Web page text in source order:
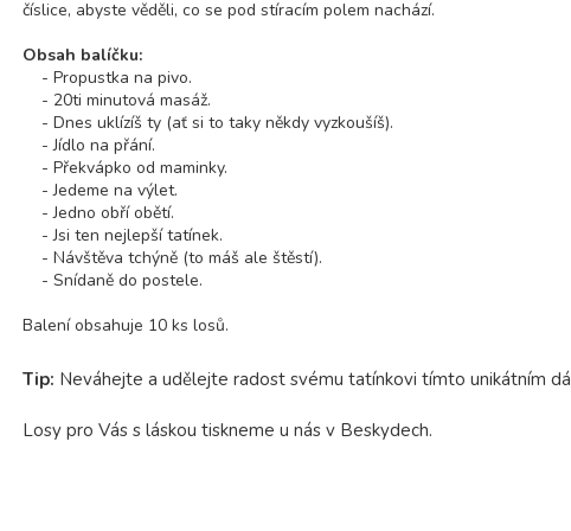
číslice, abyste věděli, co se pod stíracím polem nachází.
Obsah balíčku:
- Propustka na pivo.
- 20ti minutová masáž.
- Dnes uklízíš ty (ať si to taky někdy vyzkoušíš).
- Jídlo na přání.
- Překvápko od maminky.
- Jedeme na výlet.
- Jedno obří obětí.
- Jsi ten nejlepší tatínek.
- Návštěva tchýně (to máš ale štěstí).
- Snídaně do postele.
Balení obsahuje 10 ks losů.
Tip: Neváhejte a udělejte radost svému tatínkovi tímto unikátním
Losy pro Vás s láskou tiskneme u nás v Beskydech.